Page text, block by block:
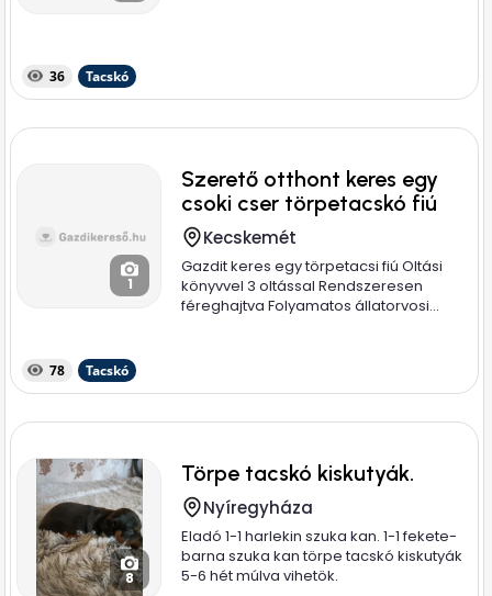
36 Tacskó
1
Szerető otthont keres egy
csoki cser törpetacskó fiú
Kecskemét
Gazdit keres egy törpetacsi fiú Oltási
könyvvel 3 oltással Rendszeresen
féreghajtva Folyamatos állatorvosi...
78 Tacskó
8
Törpe tacskó kiskutyák.
Nyíregyháza
Eladó 1-1 harlekin szuka kan. 1-1 fekete-
barna szuka kan törpe tacskó kiskutyák
5-6 hét múlva vihetök.